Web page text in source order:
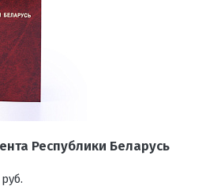
Республики Беларусь